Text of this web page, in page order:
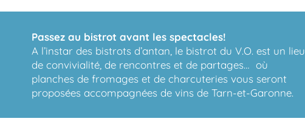
Passez au bistrot avant les spectacles!
A l’instar des bistrots d’antan, le bistrot du V.O. est un lieu
de convivialité, de rencontres et de partages… où
planches de fromages et de charcuteries vous seront
proposées accompagnées de vins de Tarn-et-Garonne.